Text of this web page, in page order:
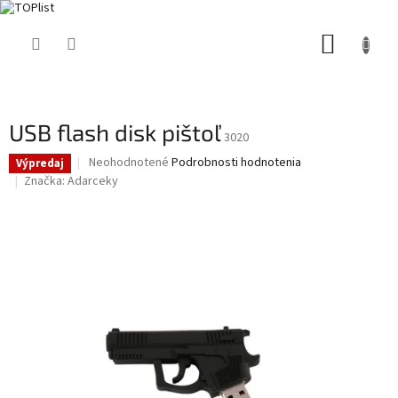
USB flash disk pištoľ3020
Výpredaj
Priemerné
hodnotenie
Neohodnotené Podrobnosti hodnotenia
Značka: Adarceky